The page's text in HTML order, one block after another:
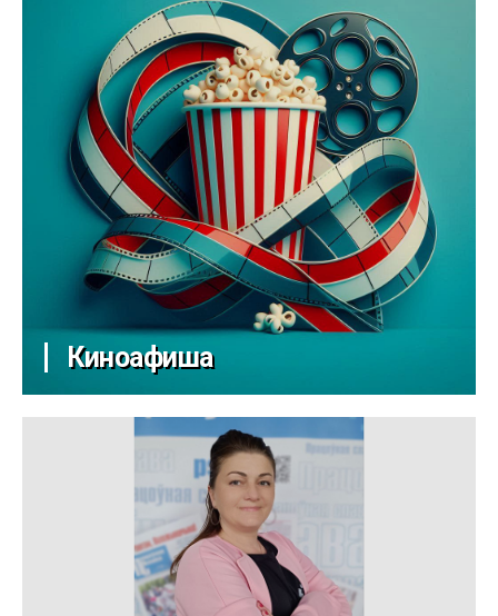
Киноафиша